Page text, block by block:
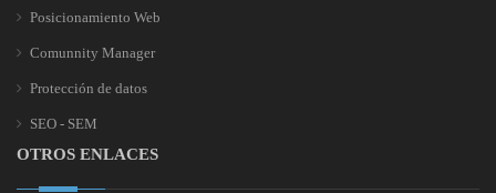
Posicionamiento Web
Comunnity Manager
Protección de datos
SEO - SEM
OTROS ENLACES